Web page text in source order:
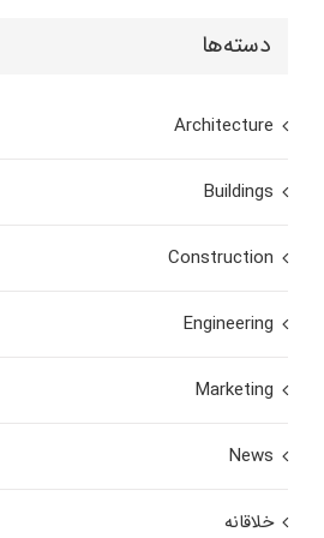
دسته‌ها
Architecture
Buildings
Construction
Engineering
Marketing
News
خلاقانه